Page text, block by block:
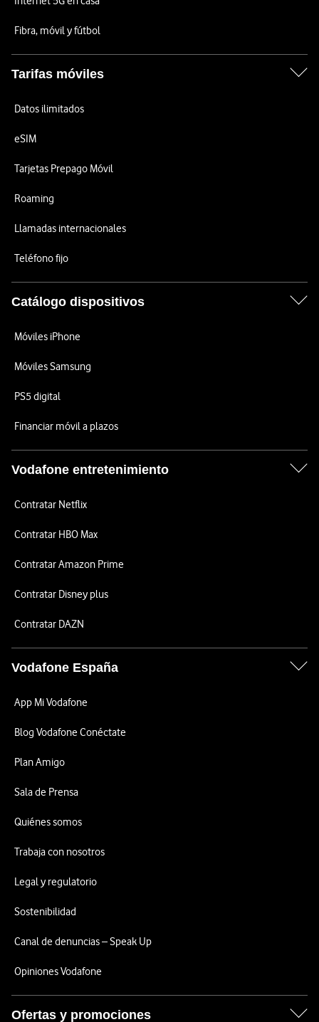
Fibra, móvil y fútbol
Tarifas móviles
Datos ilimitados
eSIM
Tarjetas Prepago Móvil
Roaming
Llamadas internacionales
Teléfono fijo
Catálogo dispositivos
Móviles iPhone
Móviles Samsung
PS5 digital
Financiar móvil a plazos
Vodafone entretenimiento
Contratar Netflix
Contratar HBO Max
Contratar Amazon Prime
Contratar Disney plus
Contratar DAZN
Vodafone España
App Mi Vodafone
Blog Vodafone Conéctate
Plan Amigo
Sala de Prensa
Quiénes somos
Trabaja con nosotros
Legal y regulatorio
Sostenibilidad
Canal de denuncias – Speak Up
Opiniones Vodafone
Ofertas y promociones